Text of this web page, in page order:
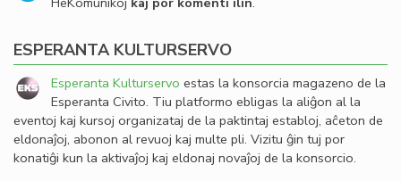
ESPERANTA KULTURSERVO
Esperanta Kulturservo estas la konsorcia magazeno de la
Esperanta Civito. Tiu platformo ebligas la aliĝon al la
eventoj kaj kursoj organizataj de la paktintaj establoj, aĉeton de
eldonaĵoj, abonon al revuoj kaj multe pli. Vizitu ĝin tuj por
konatiĝi kun la aktivaĵoj kaj eldonaj novaĵoj de la konsorcio.